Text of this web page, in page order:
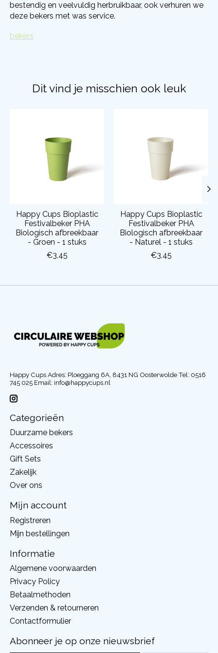
bestendig en veelvuldig herbruikbaar, ook verhuren we
deze bekers met was service.
bekers
Dit vind je misschien ook leuk
Happy Cups Bioplastic
Festivalbeker PHA
Biologisch afbreekbaar
- Groen - 1 stuks
€3,45
Happy Cups Bioplastic
Festivalbeker PHA
Biologisch afbreekbaar
- Naturel - 1 stuks
€3,45
Happy Cups Adres: Ploeggang 6A, 8431 NG Oosterwolde Tel: 0516
745 025 Email: info@happycups.nl
Categorieën
Duurzame bekers
Accessoires
Gift Sets
Zakelijk
Over ons
Mijn account
Registreren
Mijn bestellingen
Informatie
Algemene voorwaarden
Privacy Policy
Betaalmethoden
Verzenden & retourneren
Contactformulier
Abonneer je op onze nieuwsbrief